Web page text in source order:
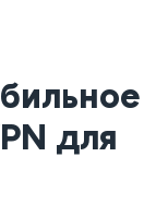
для